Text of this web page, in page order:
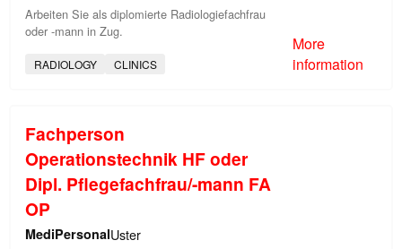
Arbeiten Sie als diplomierte Radiologiefachfrau
oder -mann in Zug.
RADIOLOGY CLINICS
More
information
Fachperson
Operationstechnik HF oder
Dipl. Pflegefachfrau/-mann FA
OP
MediPersonalUster